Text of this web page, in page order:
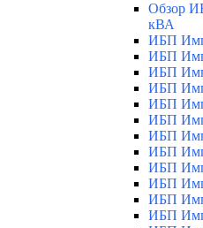
Обзор
кВА
ИБП
ИБП
ИБП
ИБП
ИБП
ИБП
ИБП
ИБП
ИБП
ИБП
ИБП
ИБП